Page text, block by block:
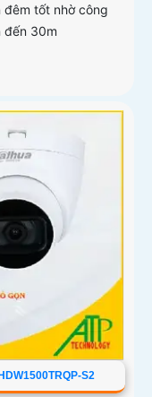
đêm tốt nhờ công
đến 30m
S2